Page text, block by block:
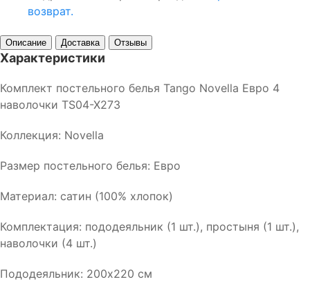
возврат.
Описание Доставка Отзывы
Характеристики
Комплект постельного белья Tango Novella Евро 4
наволочки TS04-X273
Коллекция: Novella
Размер постельного белья: Евро
Материал: сатин (100% хлопок)
Комплектация: пододеяльник (1 шт.), простыня (1 шт.),
наволочки (4 шт.)
Пододеяльник: 200х220 см